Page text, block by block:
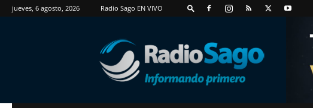
jueves, 6 agosto, 2026 Radio Sago EN VIVO
RadioSago